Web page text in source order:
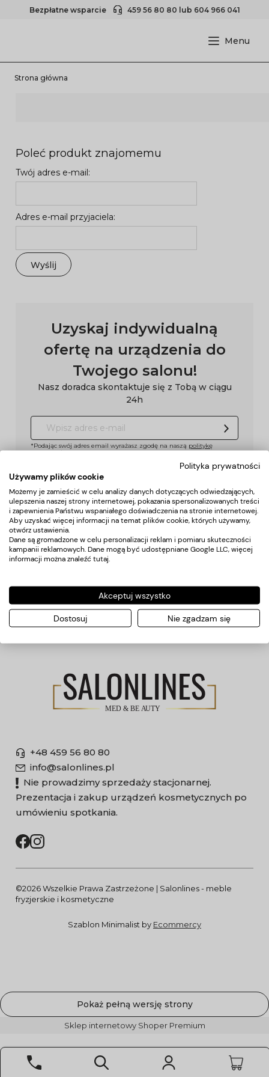
Bezpłatne wsparcie 459 56 80 80 lub 604 966 041
Strona główna
Poleć produkt znajomemu
Twój adres e-mail:
Adres e-mail przyjaciela:
Wyślij
Uzyskaj indywidualną
ofertę na urządzenia do
Twojego salonu!
Nasz doradca skontaktuje się z Tobą w ciągu
24h
*Podając swój adres email wyrażasz zgodę na naszą politykę
prywatności
Pomoc
Moje konto
Płatności
Producenci
+48 459 56 80 80
info@salonlines.pl
Nie prowadzimy sprzedaży stacjonarnej.
Prezentacja i zakup urządzeń kosmetycznych po
umówieniu spotkania.
©2026 Wszelkie Prawa Zastrzeżone | Salonlines - meble
fryzjerskie i kosmetyczne
Szablon Minimalist by Ecommercy
Pokaż pełną wersję strony
Sklep internetowy Shoper Premium
Polityka prywatności
Używamy plików cookie
Możemy je zamieścić w celu analizy danych dotyczących odwiedzających,
ulepszenia naszej strony internetowej, pokazania spersonalizowanych treści
i zapewnienia Państwu wspaniałego doświadczenia na stronie internetowej.
Aby uzyskać więcej informacji na temat plików cookie, których używamy,
otwórz ustawienia.
Dane są gromadzone w celu personalizacji reklam i pomiaru skuteczności
kampanii reklamowych. Dane mogą być udostępniane Google LLC, więcej
informacji można znaleźć tutaj.
Akceptuj wszystko
Dostosuj Nie zgadzam się